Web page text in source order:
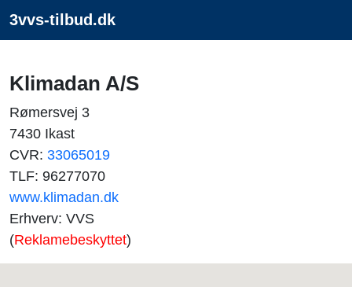
3vvs-tilbud.dk
Klimadan A/S
Rømersvej 3
7430 Ikast
CVR: 33065019
TLF: 96277070
www.klimadan.dk
Erhverv: VVS
(Reklamebeskyttet)